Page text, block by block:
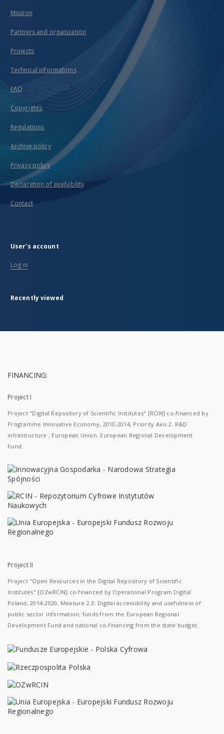
Mission
Partners and organization
Projects
Technical informations
FAQ
Copyrights
Regulations
Archive policy
Privacy policy
Declaration of availability
Contact
User's account
Log in
Recently viewed
FINANCING:
Project I
Project "Digital Repository of Scientific Institutes" [RCIN] co-financed by
Programme Innovative Economy, 2010-2014, Priority Axis 2. R&D
infrastructure ; European Union. European Regional Development
Fund.
Project II
Project "Open Resources in the Digital Repository of Scientific
Institutes" [OZwRCIN] co-financed by Operational Program Digital
Poland, 2014-2020, Measure 2.3: Digital accessibility and usefulness of
public sector information; funds from the European Regional
Development Fund and national co-financing from the state budget.